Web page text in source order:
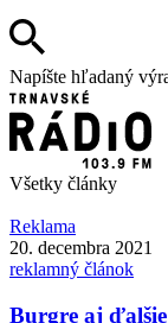
Napíšte hľadaný
Všetky články
Reklama
20. decembra 2021
reklamný článok
Burgre aj